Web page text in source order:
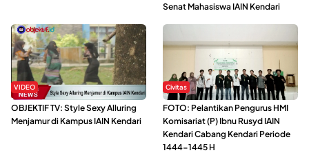
Senat Mahasiswa IAIN Kendari
VIDEO
OBJEKTIF TV: Style Sexy Alluring
Menjamur di Kampus IAIN Kendari
Civitas
FOTO: Pelantikan Pengurus HMI
Komisariat (P) Ibnu Rusyd IAIN
Kendari Cabang Kendari Periode
1444-1445 H